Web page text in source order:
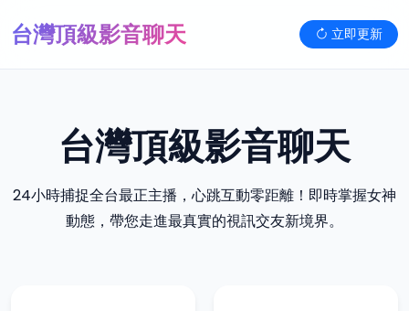
台灣頂級影音聊天 立即更新
台灣頂級影音聊天
24小時捕捉全台最正主播，心跳互動零距離！即時掌握女神
動態，帶您走進最真實的視訊交友新境界。